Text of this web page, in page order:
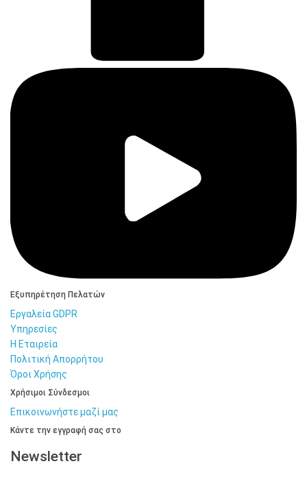
Εξυπηρέτηση Πελατών
Εργαλεία GDPR
Υπηρεσίες
Η Εταιρεία
Πολιτική Απορρήτου
Όροι Χρήσης
Χρήσιμοι Σύνδεσμοι
Επικοινωνήστε μαζί μας
Κάντε την εγγραφή σας στο
Newsletter